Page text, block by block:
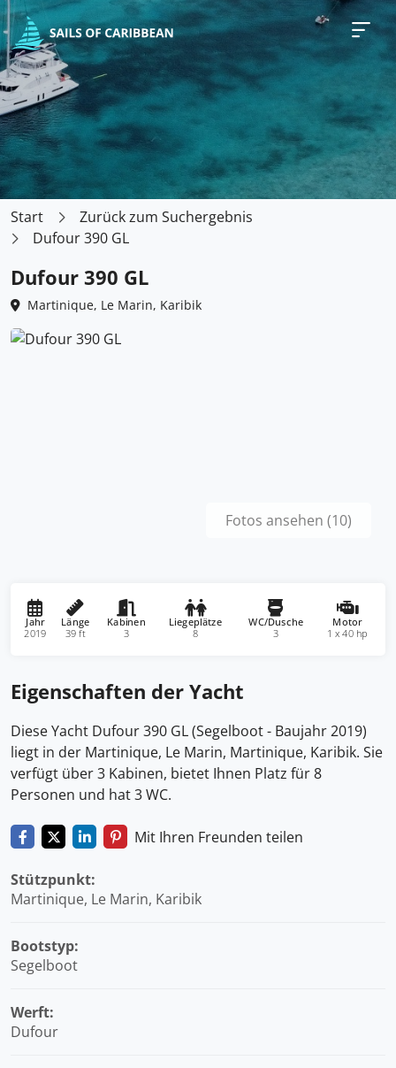
Start
Zurück zum Suchergebnis
Dufour 390 GL
Dufour 390 GL
Martinique, Le Marin, Karibik
Fotos ansehen (10)
Jahr
2019
Länge
39 ft
Kabinen
3
Liegeplätze
8
WC/Dusche
3
Motor
1 x 40 hp
Eigenschaften der Yacht
Diese Yacht Dufour 390 GL (Segelboot - Baujahr 2019)
liegt in der Martinique, Le Marin, Martinique, Karibik. Sie
verfügt über 3 Kabinen, bietet Ihnen Platz für 8
Personen und hat 3 WC.
Mit Ihren Freunden teilen
Stützpunkt:
Martinique, Le Marin, Karibik
Bootstyp:
Segelboot
Werft:
Dufour